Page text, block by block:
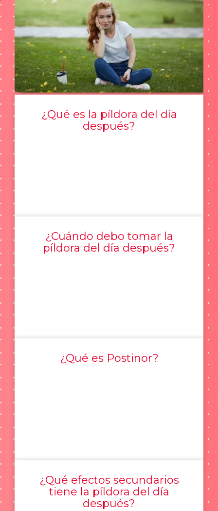
¿Qué es la píldora del día
después?
¿Cuándo debo tomar la
píldora del día después?
¿Qué es Postinor?
¿Qué efectos secundarios
tiene la píldora del día
después?